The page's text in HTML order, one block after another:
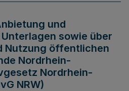
und
sowie über
Nutzung öffentlichen
Nordrhein-
Nordrhein-
NRW)